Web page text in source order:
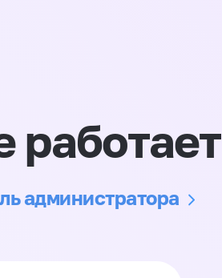
работает
администратора